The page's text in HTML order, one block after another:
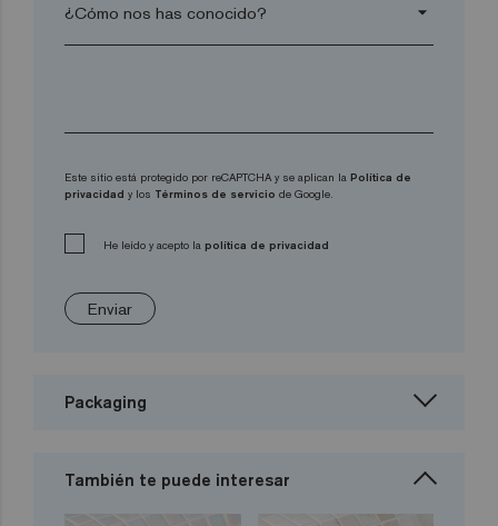
arrow_drop_down
Este sitio está protegido por reCAPTCHA y se aplican la Política de
privacidad y los Términos de servicio de Google.
He leído y acepto la política de privacidad
Enviar
Packaging
También te puede interesar